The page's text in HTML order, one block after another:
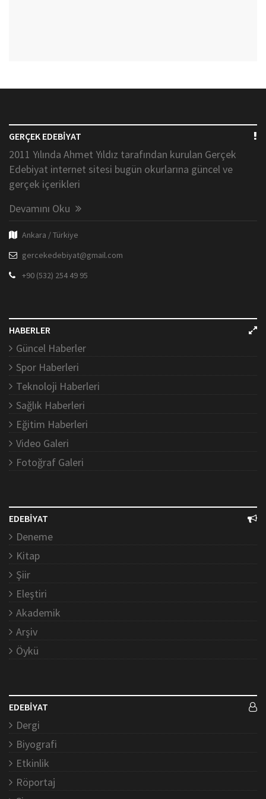
GERÇEK EDEBİYAT
2011 Yılında Ahmet Yıldız tarafından kurulan Gerçek
Edebiyat internet sitesi bugün okurlarına güncel ve
gerçek içerikleri
Devamını Oku
Ankara / Türkiye
gercekedebiyat@gmail.com
+90 (532) 254 49 95
HABERLER
Güncel Haberler
Spor Haberleri
Teknoloji Haberleri
Sağlık Haberleri
Eğitim Haberleri
Video Galeri
Fotoğraf Galeri
EDEBİYAT
Deneme
Kitap
Şiir
Eleştiri
Akademik
Arşiv
Öykü
EDEBİYAT
Dergi
Biyografi
Etkinlik
Röportaj